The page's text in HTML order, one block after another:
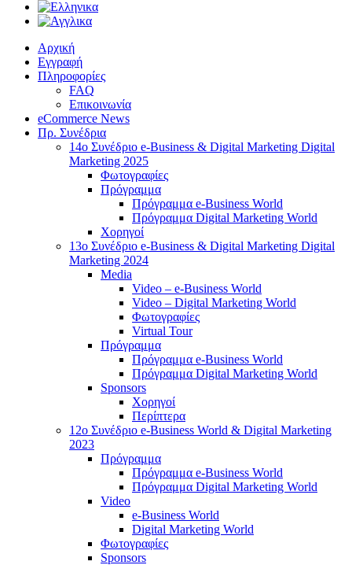
Αρχική
Εγγραφή
Πληροφορίες
FAQ
Επικοινωνία
eCommerce News
Πρ. Συνέδρια
14o Συνέδριο e-Business & Digital Marketing Digital
Marketing 2025
Φωτογραφίες
Πρόγραμμα
Πρόγραμμα e-Business World
Πρόγραμμα Digital Marketing World
Χορηγοί
13o Συνέδριο e-Business & Digital Marketing Digital
Marketing 2024
Media
Video – e-Business World
Video – Digital Marketing World
Φωτογραφίες
Virtual Tour
Πρόγραμμα
Πρόγραμμα e-Business World
Πρόγραμμα Digital Marketing World
Sponsors
Χορηγοί
Περίπτερα
12o Συνέδριο e-Business World & Digital Marketing
2023
Πρόγραμμα
Πρόγραμμα e-Business World
Πρόγραμμα Digital Marketing World
Video
e-Business World
Digital Marketing World
Φωτογραφίες
Sponsors